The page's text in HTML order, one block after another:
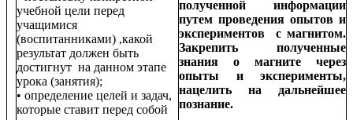
учебной цели перед
учащимися
(воспитанниками) ,какой
результат должен быть
достигнут на данном этапе
урока (занятия);
• определение целей и задач,
которые ставит перед собой
полученной информации
путем проведения опытов и
экспериментов с магнитом.
Закрепить полученные
знания о магните через
опыты и эксперименты,
нацелить на дальнейшее
познание.